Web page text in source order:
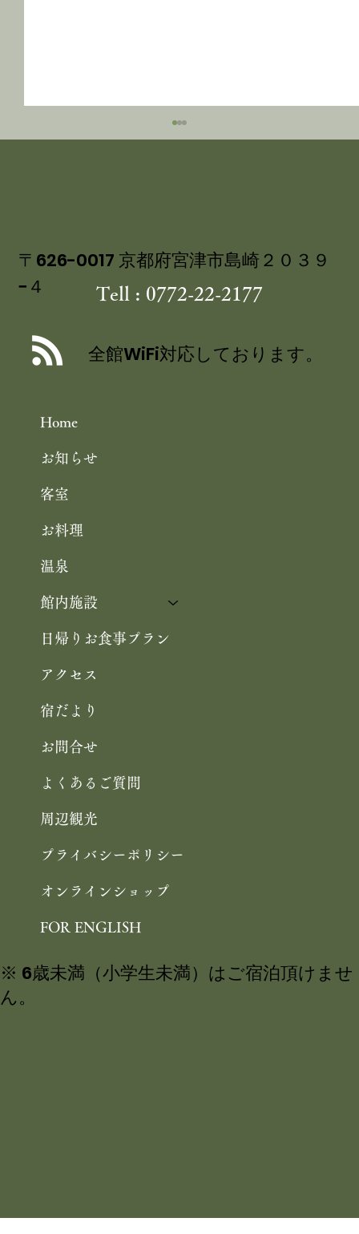
ルク 飯尾醸造 富士酢プレミアム使用
Home
お知らせ
客室
お料理
温泉
館内施設
日帰りお食事プラン
アクセス
宿だより
お問合せ
よくあるご質問
周辺観光
プライバシーポリシー
オンラインショップ
FOR ENGLISH
〒626-0017 京都府宮津市島崎２０３９
−４
Tell : 0772-22-2177
全館WiFi対応しております。
※ 6歳未満（小学生未満）はご宿泊頂けませ
ん。